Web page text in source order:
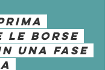
le borse
una fase